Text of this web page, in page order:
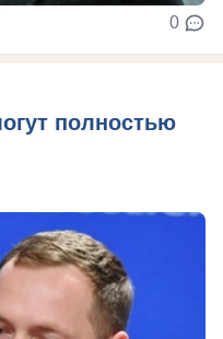
0
полностью